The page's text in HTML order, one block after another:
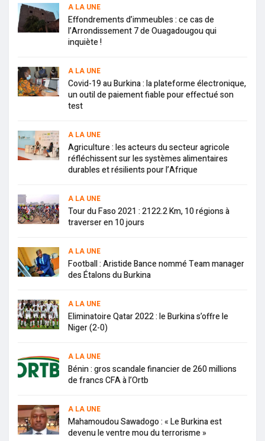
A LA UNE
Effondrements d’immeubles : ce cas de
l’Arrondissement 7 de Ouagadougou qui
inquiète !
A LA UNE
Covid-19 au Burkina : la plateforme électronique,
un outil de paiement fiable pour effectué son
test
A LA UNE
Agriculture : les acteurs du secteur agricole
réfléchissent sur les systèmes alimentaires
durables et résilients pour l’Afrique
A LA UNE
Tour du Faso 2021 : 2122.2 Km, 10 régions à
traverser en 10 jours
A LA UNE
Football : Aristide Bance nommé Team manager
des Étalons du Burkina
A LA UNE
Eliminatoire Qatar 2022 : le Burkina s’offre le
Niger (2-0)
A LA UNE
Bénin : gros scandale financier de 260 millions
de francs CFA à l’Ortb
A LA UNE
Mahamoudou Sawadogo : « Le Burkina est
devenu le ventre mou du terrorisme »